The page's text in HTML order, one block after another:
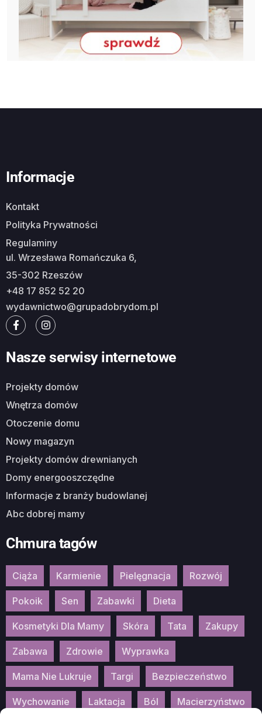
Informacje
Kontakt
Polityka Prywatności
Regulaminy
ul. Wrzesława Romańczuka 6,
35-302 Rzeszów
+48 17 852 52 20
wydawnictwo@grupadobrydom.pl
Nasze serwisy internetowe
Projekty domów
Wnętrza domów
Otoczenie domu
Nowy magazyn
Projekty domów drewnianych
Domy energooszczędne
Informacje z branży budowlanej
Abc dobrej mamy
Chmura tagów
Ciąża Karmienie Pielęgnacja Rozwój
Pokoik Sen Zabawki Dieta
Kosmetyki Dla Mamy Skóra Tata Zakupy
Zabawa Zdrowie Wyprawka
Mama Nie Lukruje Targi Bezpieczeństwo
Wychowanie Laktacja Ból Macierzyństwo